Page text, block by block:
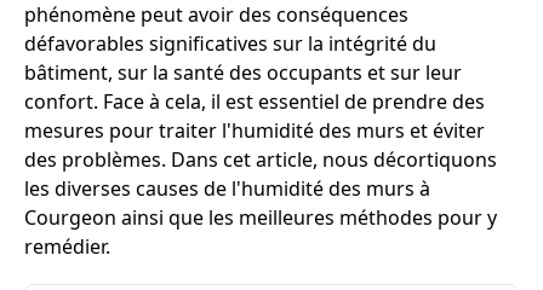
phénomène peut avoir des conséquences
défavorables significatives sur la intégrité du
bâtiment, sur la santé des occupants et sur leur
confort. Face à cela, il est essentiel de prendre des
mesures pour traiter l'humidité des murs et éviter
des problèmes. Dans cet article, nous décortiquons
les diverses causes de l'humidité des murs à
Courgeon ainsi que les meilleures méthodes pour y
remédier.